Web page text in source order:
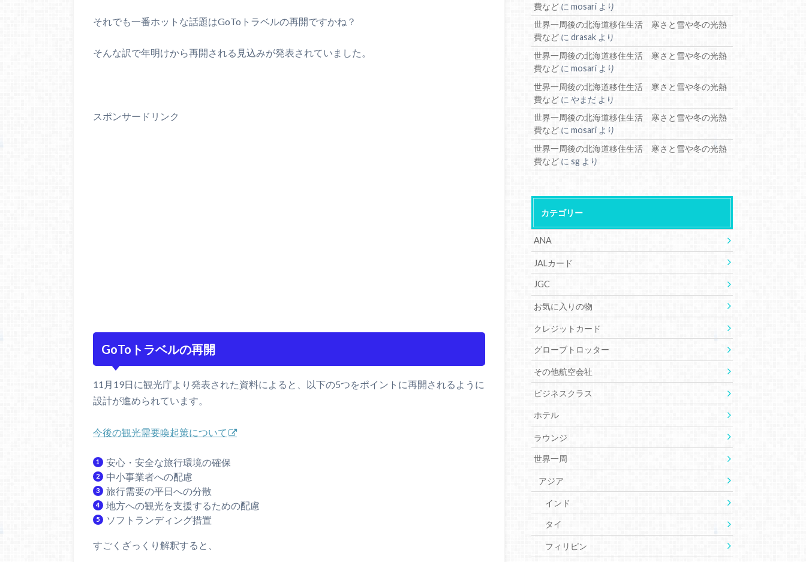
それでも一番ホットな話題はGoToトラベルの再開ですかね？
そんな訳で年明けから再開される見込みが発表されていました。
スポンサードリンク
GoToトラベルの再開
11月19日に観光庁より発表された資料によると、以下の5つをポイントに再開されるように
設計が進められています。
今後の観光需要喚起策について
安心・安全な旅行環境の確保
中小事業者への配慮
旅行需要の平日への分散
地方への観光を支援するための配慮
ソフトランディング措置
すごくざっくり解釈すると、
費など にmosari より
世界一周後の北海道移住生活 寒さと雪や冬の光熱
費など にdrasak より
世界一周後の北海道移住生活 寒さと雪や冬の光熱
費など にmosari より
世界一周後の北海道移住生活 寒さと雪や冬の光熱
費など にやまだ より
世界一周後の北海道移住生活 寒さと雪や冬の光熱
費など にmosari より
世界一周後の北海道移住生活 寒さと雪や冬の光熱
費など にsg より
カテゴリー
ANA
JALカード
JGC
お気に入りの物
クレジットカード
グローブトロッター
その他航空会社
ビジネスクラス
ホテル
ラウンジ
世界一周
アジア
インド
タイ
フィリピン